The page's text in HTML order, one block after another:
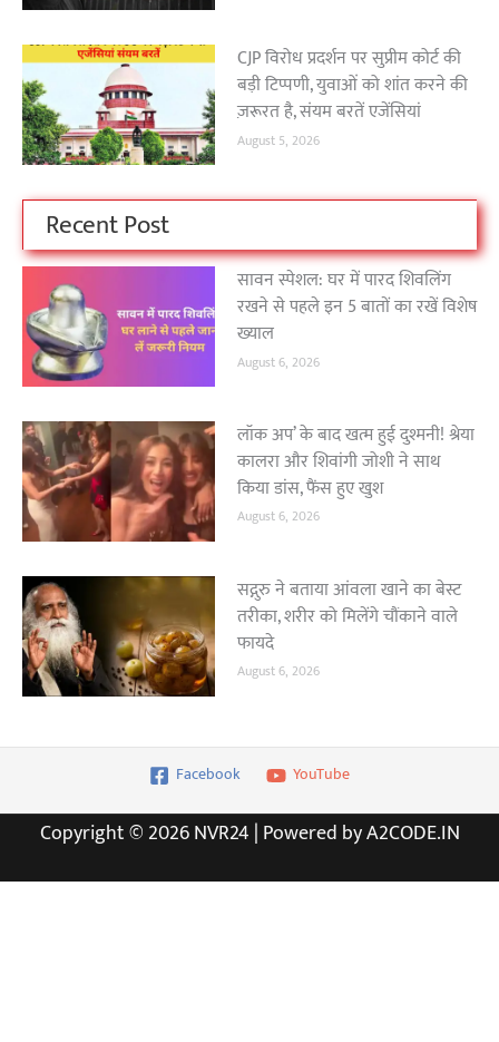
CJP विरोध प्रदर्शन पर सुप्रीम कोर्ट की
बड़ी टिप्पणी, युवाओं को शांत करने की
ज़रूरत है, संयम बरतें एजेंसियां
August 5, 2026
Recent Post
सावन स्पेशल: घर में पारद शिवलिंग
रखने से पहले इन 5 बातों का रखें विशेष
ख्याल
August 6, 2026
लॉक अप’ के बाद खत्म हुई दुश्मनी! श्रेया
कालरा और शिवांगी जोशी ने साथ
किया डांस, फैंस हुए खुश
August 6, 2026
सद्गुरु ने बताया आंवला खाने का बेस्ट
तरीका, शरीर को मिलेंगे चौंकाने वाले
फायदे
August 6, 2026
Facebook YouTube
Copyright © 2026 NVR24 | Powered by A2CODE.IN